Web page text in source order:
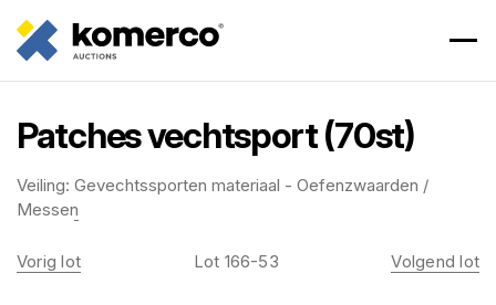
Patches vechtsport (70st)
Veiling: Gevechtssporten materiaal - Oefenzwaarden /
Messen
Vorig lot Lot 166-53 Volgend lot